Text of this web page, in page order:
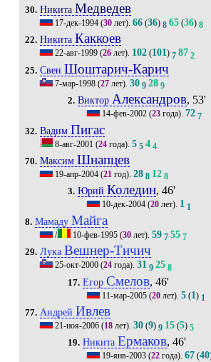
30. Никита Медведев
17-дек-1994(30лет). 66(36) 8 65(36) 8
22. Никита Каккоев
22-авг-1999(26лет). 102(101) 7 87 2
25. Свен Шоштарич-Карич
7-мар-1998(27лет). 30 9 28 9
2. Виктор Александров, 53'
14-фев-2002 (23 года).72 7
32. Вадим Пигас
8-авг-2001 (24года). 5 5 4 4
70. Максим Шнапцев
19-апр-2004(21год). 28 8 12 8
3. Юрий Коледин, 46'
10-дек-2004 (20 лет). 1 1
8. Мамаду Майга
/ 10-фев-1995(30лет). 59 7 55 7
29. Лука Вешнер-Тичич
25-окт-2000(24года). 31 9 25 8
17. Егор Смелов, 46'
11-мар-2005 (20 лет).5 (1) 1
77. Андрей Ивлев
21-ноя-2006(18лет). 30(9) 9 15(5) 5
19. Никита Ермаков, 46'
19-янв-2003 (22 года).67 (40